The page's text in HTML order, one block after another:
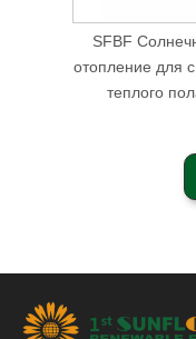
SFBF
отопление для
теплого